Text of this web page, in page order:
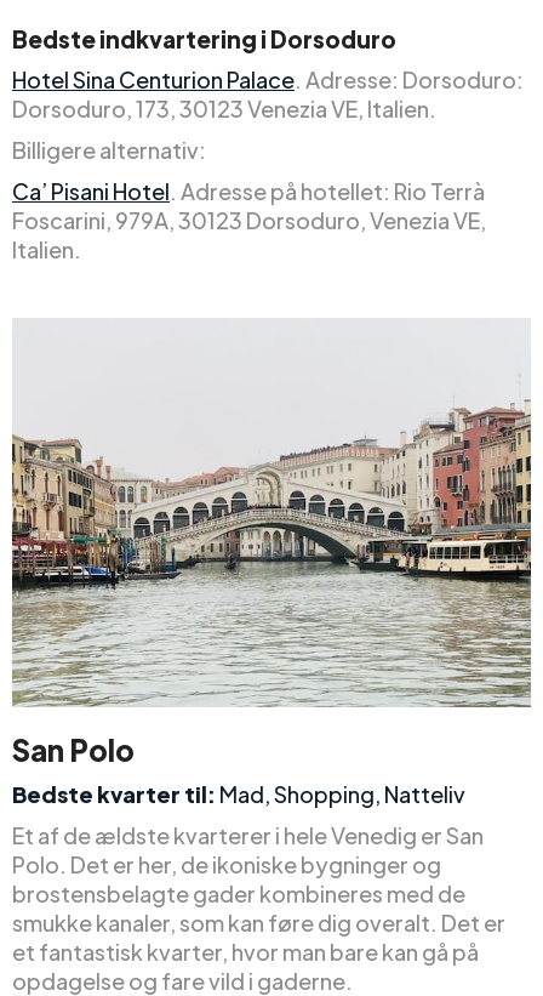
Bedste indkvartering i Dorsoduro
Hotel Sina Centurion Palace. Adresse: Dorsoduro:
Dorsoduro, 173, 30123 Venezia VE, Italien.
Billigere alternativ:
Ca’ Pisani Hotel. Adresse på hotellet: Rio Terrà
Foscarini, 979A, 30123 Dorsoduro, Venezia VE,
Italien.
San Polo
Bedste kvarter til: Mad, Shopping, Natteliv
Et af de ældste kvarterer i hele Venedig er San
Polo. Det er her, de ikoniske bygninger og
brostensbelagte gader kombineres med de
smukke kanaler, som kan føre dig overalt. Det er
et fantastisk kvarter, hvor man bare kan gå på
opdagelse og fare vild i gaderne.